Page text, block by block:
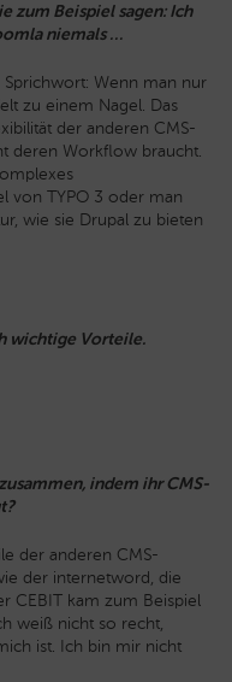
zum Beispiel sagen: Ich
niemals …
Sprichwort: Wenn man nur
zu einem Nagel. Das
der anderen CMS-
deren Workflow braucht.
von TYPO 3 oder man
wie sie Drupal zu bieten
wichtige Vorteile.
indem ihr CMS-
der anderen CMS-
der internetword, die
CEBIT kam zum Beispiel
weiß nicht so recht,
ist. Ich bin mir nicht